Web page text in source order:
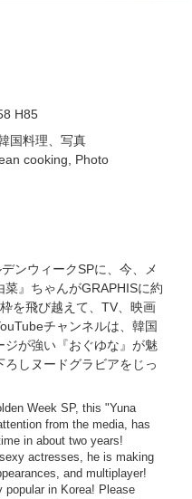
H85
国料理、写真
cooking, Photo
ンウィークSPに、今、メ
』ちゃんがGRAPHISに約
を飛び越えて、TV、映画
チャンネルは、韓国
ジが強い『おぐゆな』が魅
しヌードグラビアをじっ
Week SP, this "Yuna
from the media, has
in about two years!
actresses, he is making
and multiplayer!
popular in Korea! Please